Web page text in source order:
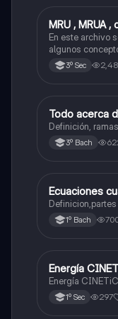
Física
MRU , MRUA
En este archivo
algunos
fenómenos
3º Sec
Física
Todo acerca
Definición,
3º Bach
Física
Ecuaciones
1º Bach
Física
Energía
Energía
1º Sec 297